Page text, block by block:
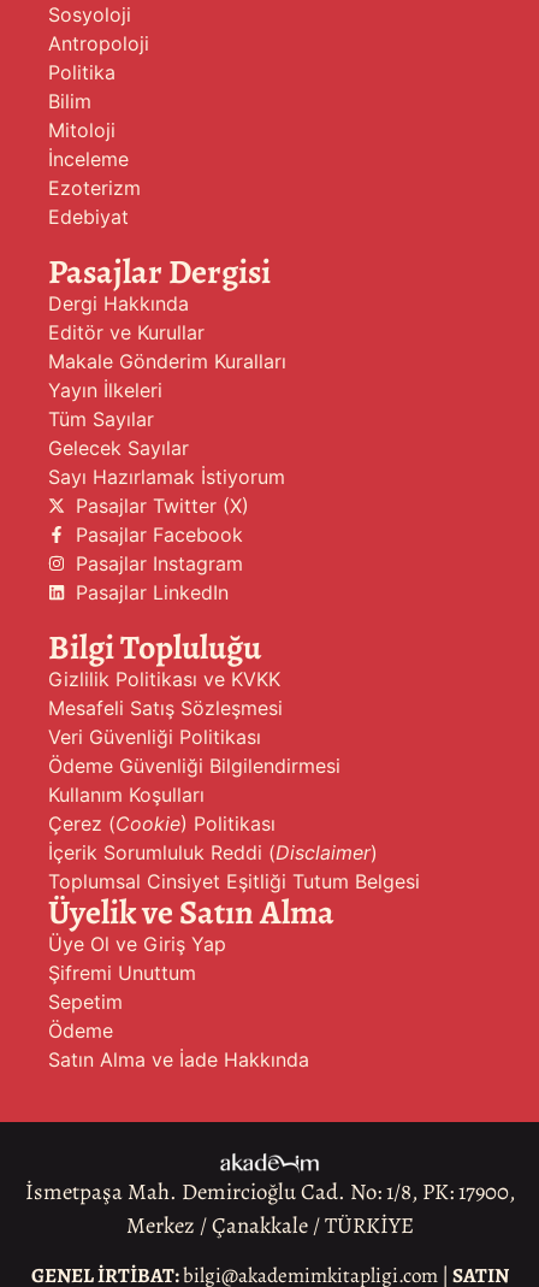
Sosyoloji
Antropoloji
Politika
Bilim
Mitoloji
İnceleme
Ezoterizm
Edebiyat
Pasajlar Dergisi
Dergi Hakkında
Editör ve Kurullar
Makale Gönderim Kuralları
Yayın İlkeleri
Tüm Sayılar
Gelecek Sayılar
Sayı Hazırlamak İstiyorum
Pasajlar Twitter (X)
Pasajlar Facebook
Pasajlar Instagram
Pasajlar LinkedIn
Bilgi Topluluğu
Gizlilik Politikası ve KVKK
Mesafeli Satış Sözleşmesi
Veri Güvenliği Politikası
Ödeme Güvenliği Bilgilendirmesi
Kullanım Koşulları
Çerez (Cookie) Politikası
İçerik Sorumluluk Reddi (Disclaimer)
Toplumsal Cinsiyet Eşitliği Tutum Belgesi
Üyelik ve Satın Alma
Üye Ol ve Giriş Yap
Şifremi Unuttum
Sepetim
Ödeme
Satın Alma ve İade Hakkında
İsmetpaşa Mah. Demircioğlu Cad. No: 1/8, PK: 17900,
Merkez / Çanakkale / TÜRKİYE
GENEL İRTİBAT:bilgi@akademimkitapligi.com | SATIN